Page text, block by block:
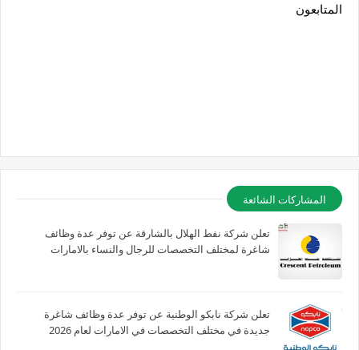
المتابعون
المشاركات الشائعة
تعلن شركة نفط الهلال بالشارقة عن توفر عدة وظائف
شاغرة لمختلف التخصصات للرجال والنساء بالامارات
تعلن شركة نابكو الوطنية عن توفر عدة وظائف شاغرة
جديدة في مختلف التخصصات في الامارات لعام 2026